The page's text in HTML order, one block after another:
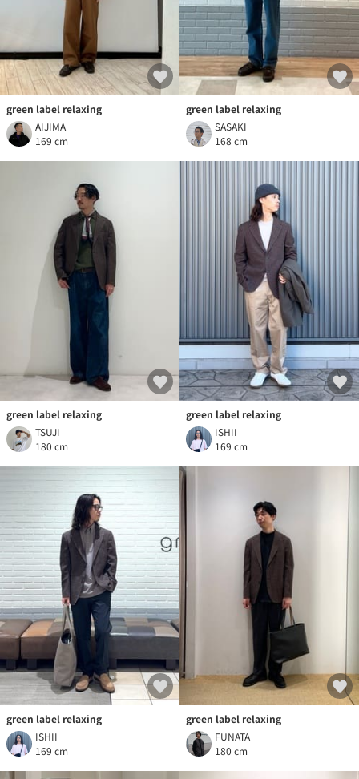
green label relaxing
AIJIMA
169 cm
green label relaxing
SASAKI
168 cm
green label relaxing
TSUJI
180 cm
green label relaxing
ISHII
169 cm
green label relaxing
ISHII
169 cm
green label relaxing
FUNATA
180 cm